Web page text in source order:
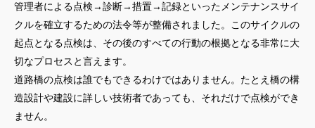
管理者による点検→診断→措置→記録といったメンテナンスサイ
クルを確立するための法令等が整備されました。このサイクルの
起点となる点検は、その後のすべての行動の根拠となる非常に大
切なプロセスと言えます。
道路橋の点検は誰でもできるわけではありません。たとえ橋の構
造設計や建設に詳しい技術者であっても、それだけで点検ができ
ません。